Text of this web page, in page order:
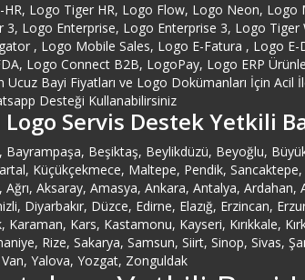
HR, Logo Tiger HR, Logo Flow, Logo Neon,
Logo Enterprise, Logo Enterprise 3, Logo
, Logo Mobile Sales, Logo E-Fatura , Logo
Logo Connect B2B, LogoPay, Logo ERP
Bayi Fiyatları ve Logo Dokümanları İçin Acil
Desteği Kullanabilirsiniz
Servis Destek Yetkili
Beşiktaş, Beylikdüzü, Beyoğlu,
Küçükçekmece, Maltepe, Pendik, Sancaktepe,
Aksaray, Amasya, Ankara, Antalya, Ardahan,
Diyarbakır, Düzce, Edirne, Elazığ, Erzincan,
Kars, Kastamonu, Kayseri, Kırıkkale,
Rize, Sakarya, Samsun, Siirt, Sinop, Sivas,
Yalova, Yozgat, Zonguldak